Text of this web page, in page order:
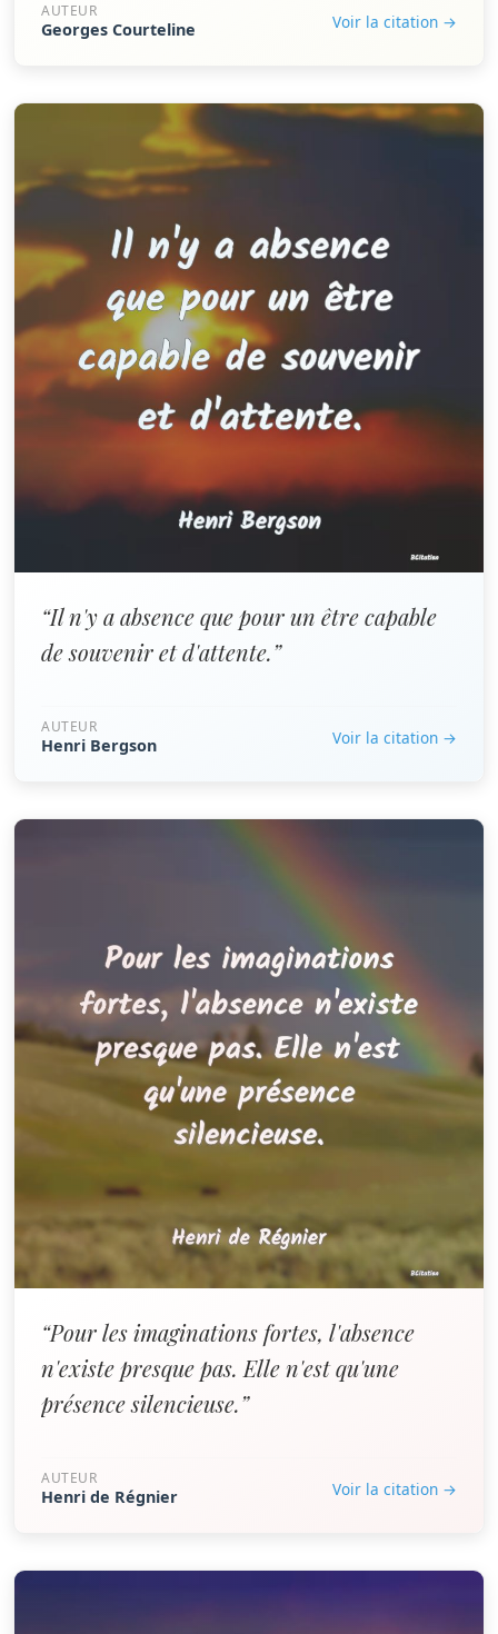
AUTEUR
Georges Courteline Voir la citation →
“Il n'y a absence que pour un être capable
de souvenir et d'attente.”
AUTEUR
Henri Bergson Voir la citation →
“Pour les imaginations fortes, l'absence
n'existe presque pas. Elle n'est qu'une
présence silencieuse.”
AUTEUR
Henri de Régnier Voir la citation →